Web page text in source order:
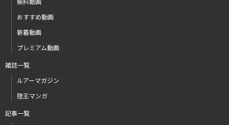
無料動画
おすすめ動画
新着動画
プレミアム動画
雑誌一覧
ルアーマガジン
陸王マンガ
記事一覧